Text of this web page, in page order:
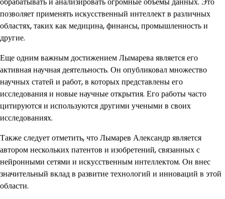
позволяет применять искусственный интеллект в различных
областях, таких как медицина, финансы, промышленность и
другие.
Еще одним важным достижением Лымарева является его
активная научная деятельность. Он опубликовал множество
научных статей и работ, в которых представлены его
исследования и новые научные открытия. Его работы часто
цитируются и используются другими учеными в своих
исследованиях.
Также следует отметить, что Лымарев Александр является
автором нескольких патентов и изобретений, связанных с
нейронными сетями и искусственным интеллектом. Он внес
значительный вклад в развитие технологий и инноваций в этой
области.